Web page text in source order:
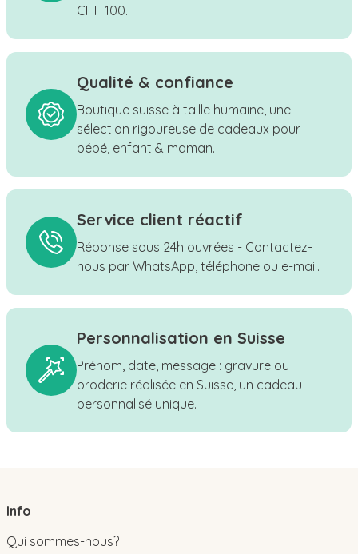
CHF 100.
Qualité & confiance
Boutique suisse à taille humaine, une
sélection rigoureuse de cadeaux pour
bébé, enfant & maman.
Service client réactif
Réponse sous 24h ouvrées - Contactez-
nous par WhatsApp, téléphone ou e-mail.
Personnalisation en Suisse
Prénom, date, message : gravure ou
broderie réalisée en Suisse, un cadeau
personnalisé unique.
Info
Qui sommes-nous?